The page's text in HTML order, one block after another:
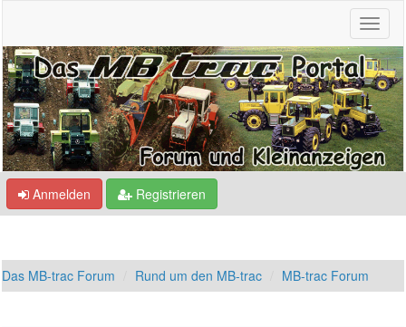
Anmelden Registrieren
Das MB-trac Forum Rund um den MB-trac MB-trac Forum